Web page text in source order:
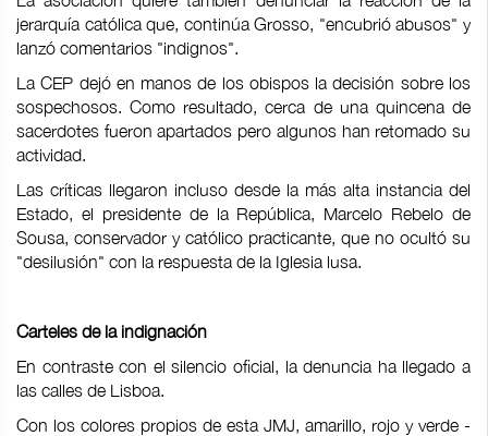
jerarquía católica que, continúa Grosso, "encubrió abusos" y
lanzó comentarios "indignos".
La CEP dejó en manos de los obispos la decisión sobre los
sospechosos. Como resultado, cerca de una quincena de
sacerdotes fueron apartados pero algunos han retomado su
actividad.
Las críticas llegaron incluso desde la más alta instancia del
Estado, el presidente de la República, Marcelo Rebelo de
Sousa, conservador y católico practicante, que no ocultó su
"desilusión" con la respuesta de la Iglesia lusa.
Carteles de la indignación
En contraste con el silencio oficial, la denuncia ha llegado a
las calles de Lisboa.
Con los colores propios de esta JMJ, amarillo, rojo y verde -